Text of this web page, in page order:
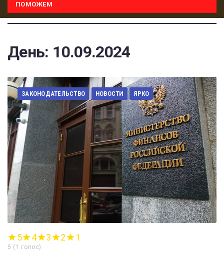
ПОМОЖЕМ
День: 10.09.2024
ЗАКОНОДАТЕЛЬСТВО НОВОСТИ ЯРКО
5 4 3 2 1
5 ( 1 голос)